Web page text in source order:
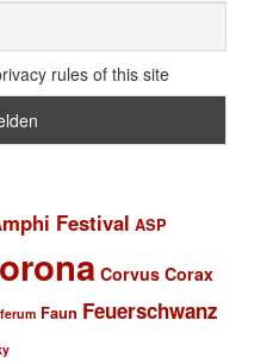
rules of this site
Festival ASP
Corvus Corax
Faun Feuerschwanz